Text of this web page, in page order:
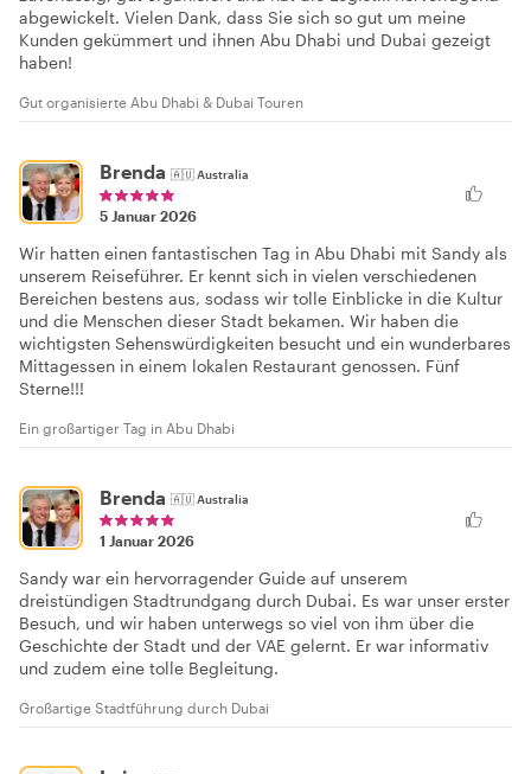
abgewickelt. Vielen Dank, dass Sie sich so gut um meine
Kunden gekümmert und ihnen Abu Dhabi und Dubai gezeigt
haben!
Gut organisierte Abu Dhabi & Dubai Touren
Brenda 🇦🇺Australia
5 Januar 2026
Wir hatten einen fantastischen Tag in Abu Dhabi mit Sandy als
unserem Reiseführer. Er kennt sich in vielen verschiedenen
Bereichen bestens aus, sodass wir tolle Einblicke in die Kultur
und die Menschen dieser Stadt bekamen. Wir haben die
wichtigsten Sehenswürdigkeiten besucht und ein wunderbares
Mittagessen in einem lokalen Restaurant genossen. Fünf
Sterne!!!
Ein großartiger Tag in Abu Dhabi
Brenda 🇦🇺Australia
1 Januar 2026
Sandy war ein hervorragender Guide auf unserem
dreistündigen Stadtrundgang durch Dubai. Es war unser erster
Besuch, und wir haben unterwegs so viel von ihm über die
Geschichte der Stadt und der VAE gelernt. Er war informativ
und zudem eine tolle Begleitung.
Großartige Stadtführung durch Dubai